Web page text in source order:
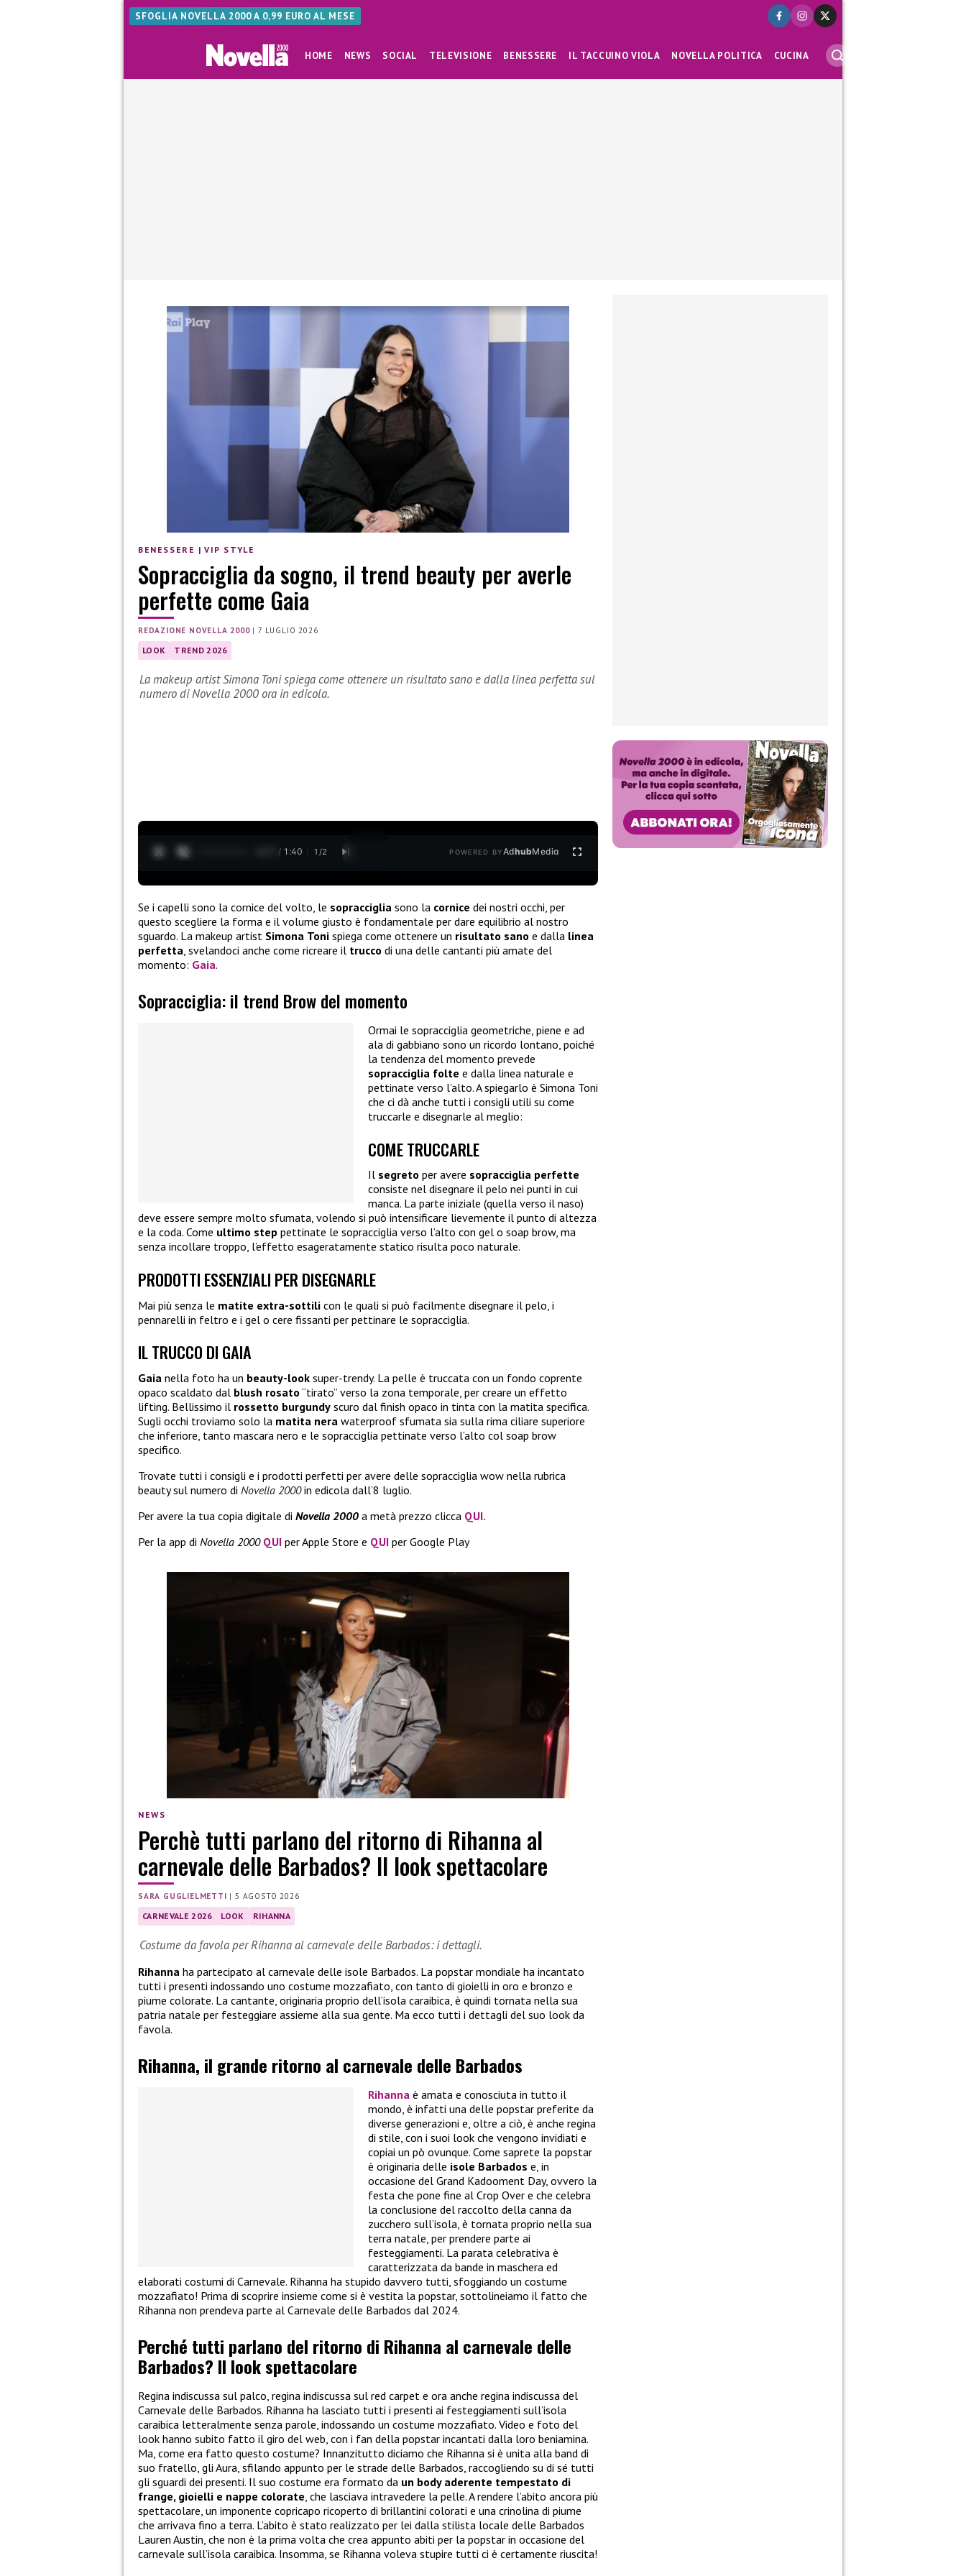
SFOGLIA NOVELLA 2000 A 0,99 EURO AL MESE
HOME NEWS SOCIAL TELEVISIONE BENESSERE IL TACCUINO VIOLA NOVELLA POLITICA CUCINA
BENESSERE |VIP STYLE
Sopracciglia da sogno, il trend beauty per averle
perfette come Gaia
REDAZIONE NOVELLA 2000|7 LUGLIO 2026
LOOK TREND 2026
La makeup artist Simona Toni spiega come ottenere un risultato sano e dalla linea perfetta sul
numero di Novella 2000 ora in edicola.
0:28 / 1:40 1 /2 POWERED BYAdhubMedia
Se i capelli sono la cornice del volto, le sopracciglia sono la cornice dei nostri occhi, per
questo scegliere la forma e il volume giusto è fondamentale per dare equilibrio al nostro
sguardo. La makeup artist Simona Toni spiega come ottenere un risultato sano e dalla linea
perfetta , svelandoci anche come ricreare il trucco di una delle cantanti più amate del
momento: Gaia.
Sopracciglia: il trend Brow del momento
Ormai le sopracciglia geometriche, piene e ad
ala di gabbiano sono un ricordo lontano, poiché
la tendenza del momento prevede
sopracciglia folte e dalla linea naturale e
pettinate verso l’alto. A spiegarlo è Simona Toni
che ci dà anche tutti i consigli utili su come
truccarle e disegnarle al meglio:
COME TRUCCARLE
Il segreto per avere sopracciglia perfette
consiste nel disegnare il pelo nei punti in cui
manca. La parte iniziale (quella verso il naso)
deve essere sempre molto sfumata, volendo si può intensificare lievemente il punto di altezza
e la coda. Come ultimo step pettinate le sopracciglia verso l’alto con gel o soap brow, ma
senza incollare troppo, l’effetto esageratamente statico risulta poco naturale.
PRODOTTI ESSENZIALI PER DISEGNARLE
Mai più senza le matite extra-sottili con le quali si può facilmente disegnare il pelo, i
pennarelli in feltro e i gel o cere fissanti per pettinare le sopracciglia.
IL TRUCCO DI GAIA
Gaia nella foto ha un beauty-look super-trendy. La pelle è truccata con un fondo coprente
opaco scaldato dal blush rosato “tirato” verso la zona temporale, per creare un effetto
lifting. Bellissimo il rossetto burgundy scuro dal finish opaco in tinta con la matita specifica.
Sugli occhi troviamo solo la matita nera waterproof sfumata sia sulla rima ciliare superiore
che inferiore, tanto mascara nero e le sopracciglia pettinate verso l’alto col soap brow
specifico.
Trovate tutti i consigli e i prodotti perfetti per avere delle sopracciglia wow nella rubrica
beauty sul numero di Novella 2000in edicola dall’8 luglio.
Per avere la tua copia digitale di Novella 2000 a metà prezzo clicca QUI.
Per la app di Novella 2000 QUI per Apple Store e QUI per Google Play
NEWS
Perchè tutti parlano del ritorno di Rihanna al
carnevale delle Barbados? Il look spettacolare
SARA GUGLIELMETTI |5 AGOSTO 2026
CARNEVALE 2026 LOOK RIHANNA
Costume da favola per Rihanna al carnevale delle Barbados: i dettagli.
Rihanna ha partecipato al carnevale delle isole Barbados. La popstar mondiale ha incantato
tutti i presenti indossando uno costume mozzafiato, con tanto di gioielli in oro e bronzo e
piume colorate. La cantante, originaria proprio dell’isola caraibica, è quindi tornata nella sua
patria natale per festeggiare assieme alla sua gente. Ma ecco tutti i dettagli del suo look da
favola.
Rihanna, il grande ritorno al carnevale delle Barbados
Rihanna è amata e conosciuta in tutto il
mondo, è infatti una delle popstar preferite da
diverse generazioni e, oltre a ciò, è anche regina
di stile, con i suoi look che vengono invidiati e
copiai un pò ovunque. Come saprete la popstar
è originaria delle isole Barbados e, in
occasione del Grand Kadooment Day, ovvero la
festa che pone fine al Crop Over e che celebra
la conclusione del raccolto della canna da
zucchero sull’isola, è tornata proprio nella sua
terra natale, per prendere parte ai
festeggiamenti. La parata celebrativa è
caratterizzata da bande in maschera ed
elaborati costumi di Carnevale. Rihanna ha stupido davvero tutti, sfoggiando un costume
mozzafiato! Prima di scoprire insieme come si è vestita la popstar, sottolineiamo il fatto che
Rihanna non prendeva parte al Carnevale delle Barbados dal 2024.
Perché tutti parlano del ritorno di Rihanna al carnevale delle
Barbados? Il look spettacolare
Regina indiscussa sul palco, regina indiscussa sul red carpet e ora anche regina indiscussa del
Carnevale delle Barbados. Rihanna ha lasciato tutti i presenti ai festeggiamenti sull’isola
caraibica letteralmente senza parole, indossando un costume mozzafiato. Video e foto del
look hanno subito fatto il giro del web, con i fan della popstar incantati dalla loro beniamina.
Ma, come era fatto questo costume? Innanzitutto diciamo che Rihanna si è unita alla band di
suo fratello, gli Aura, sfilando appunto per le strade delle Barbados, raccogliendo su di sé tutti
gli sguardi dei presenti. Il suo costume era formato da un body aderente tempestato di
frange, gioielli e nappe colorate, che lasciava intravedere la pelle. A rendere l’abito ancora più
spettacolare, un imponente copricapo ricoperto di brillantini colorati e una crinolina di piume
che arrivava fino a terra. L’abito è stato realizzato per lei dalla stilista locale delle Barbados
Lauren Austin, che non è la prima volta che crea appunto abiti per la popstar in occasione del
carnevale sull’isola caraibica. Insomma, se Rihanna voleva stupire tutti ci è certamente riuscita!